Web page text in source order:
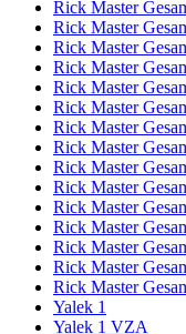
Rick Master
Rick Master
Rick Master
Rick Master
Rick Master
Rick Master
Rick Master
Rick Master
Rick Master
Rick Master
Rick Master
Rick Master
Rick Master
Rick Master
Rick Master
Yalek 1
Yalek 1 VZA